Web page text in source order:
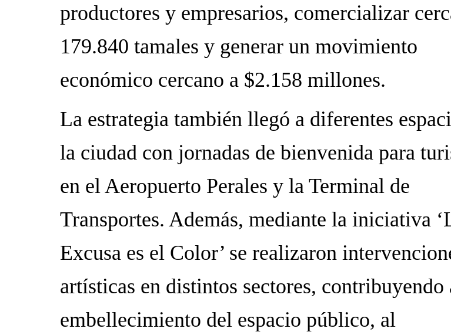
productores y empresarios, comercializar
179.840 tamales y generar un movimiento
económico cercano a $2.158 millones.
La estrategia también llegó a diferentes
la ciudad con jornadas de bienvenida para
en el Aeropuerto Perales y la Terminal de
Transportes. Además, mediante la iniciativa
Excusa es el Color’ se realizaron
artísticas en distintos sectores, contribuyendo
embellecimiento del espacio público, al